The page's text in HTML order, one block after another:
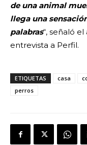
de una animal
llega una
palabras“, señaló
entrevista a Perfil.
ETIQUETAS casa
perros